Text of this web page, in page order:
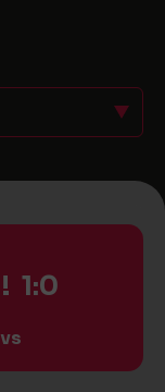
1:0